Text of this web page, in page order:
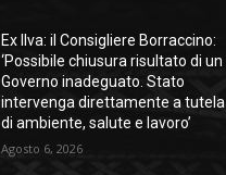
Ex Ilva: il Consigliere Borraccino:
‘Possibile chiusura risultato di un
Governo inadeguato. Stato
intervenga direttamente a tutela
di ambiente, salute e lavoro’
Agosto 6, 2026